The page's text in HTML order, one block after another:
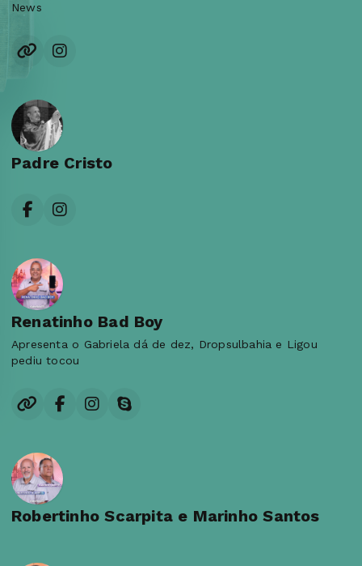
News
Padre Cristo
Renatinho Bad Boy
Apresenta o Gabriela dá de dez, Dropsulbahia e Ligou
pediu tocou
Robertinho Scarpita e Marinho Santos